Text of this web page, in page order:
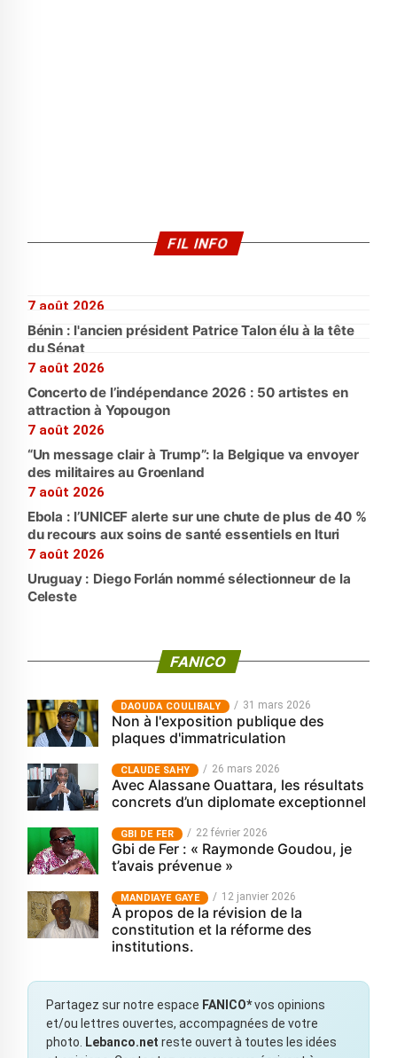
FIL INFO
7 août 2026
Bénin : l'ancien président Patrice Talon élu à la tête
du Sénat
7 août 2026
Concerto de l’indépendance 2026 : 50 artistes en
attraction à Yopougon
7 août 2026
“Un message clair à Trump”: la Belgique va envoyer
des militaires au Groenland
7 août 2026
Ebola : l’UNICEF alerte sur une chute de plus de 40 %
du recours aux soins de santé essentiels en Ituri
7 août 2026
Uruguay : Diego Forlán nommé sélectionneur de la
Celeste
FANICO
‎DAOUDA COULIBALY 31 mars 2026
Non à l'exposition publique des
plaques d'immatriculation
CLAUDE SAHY 26 mars 2026
Avec Alassane Ouattara, les résultats
concrets d’un diplomate exceptionnel
GBI DE FER 22 février 2026
Gbi de Fer : « Raymonde Goudou, je
t’avais prévenue »
MANDIAYE GAYE 12 janvier 2026
À propos de la révision de la
constitution et la réforme des
institutions.
Partagez sur notre espace FANICO*vos opinions
et/ou lettres ouvertes, accompagnées de votre
photo.
Lebanco.net reste ouvert à toutes les idées